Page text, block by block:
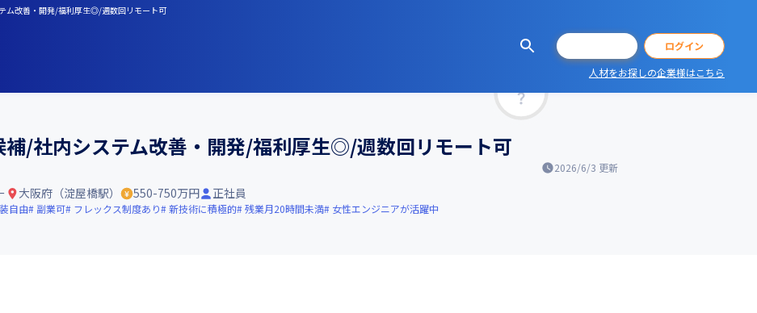
ム改善・開発/福利厚生◎/週数回リモート可
ログイン
人材をお探しの企業様はこちら
補/社内システム改善・開発/福利厚生◎/週数回リモート可
2026/6/3 更新
大阪府（淀屋橋駅） 550-750万円 正社員
自由 副業可 フレックス制度あり 新技術に積極的 残業月20時間未満 女性エンジニアが活躍中